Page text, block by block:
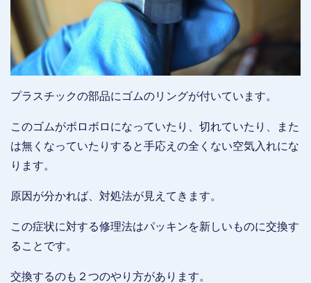
プラスチックの部品にゴムのリングが付いています。
このゴムがボロボロになっていたり、切れていたり、また
は無くなっていたりすると手応えの全くない空気入れにな
ります。
原因が分かれば、対処法が見えてきます。
この症状に対する修理法はパッキンを新しいものに交換す
ることです。
交換するのも２つのやり方があります。